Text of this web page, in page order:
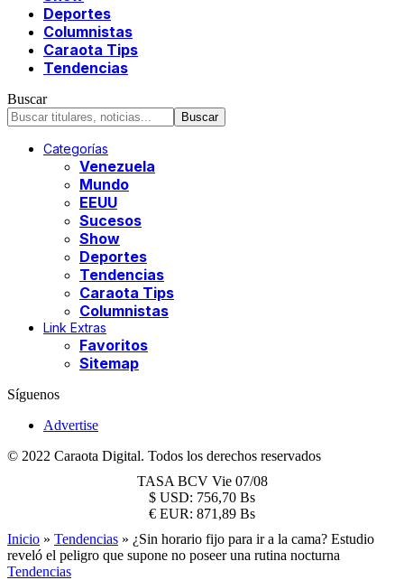
Deportes
Columnistas
Caraota Tips
Tendencias
Buscar
Categorías
Venezuela
Mundo
EEUU
Sucesos
Show
Deportes
Tendencias
Caraota Tips
Columnistas
Link Extras
Favoritos
Sitemap
Síguenos
Advertise
© 2022 Caraota Digital. Todos los derechos reservados
TASA BCV Vie 07/08
$ USD: 756,70 Bs
€ EUR: 871,89 Bs
Inicio » Tendencias » ¿Sin horario fijo para ir a la cama? Estudio
reveló el peligro que supone no poseer una rutina nocturna
Tendencias